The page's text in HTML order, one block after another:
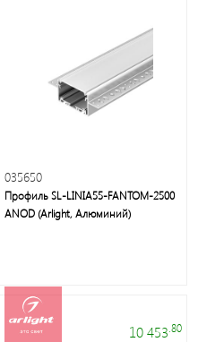
035650
Профиль SL-LINIA55-FANTOM-2500
ANOD (Arlight, Алюминий)
10 453 .80